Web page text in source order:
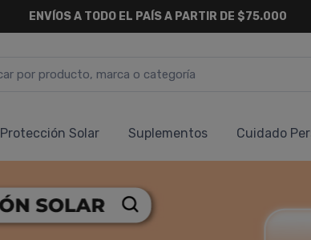
ENVÍOS A TODO EL PAÍS A PARTIR DE $75.000
Protección Solar Suplementos Cuidado